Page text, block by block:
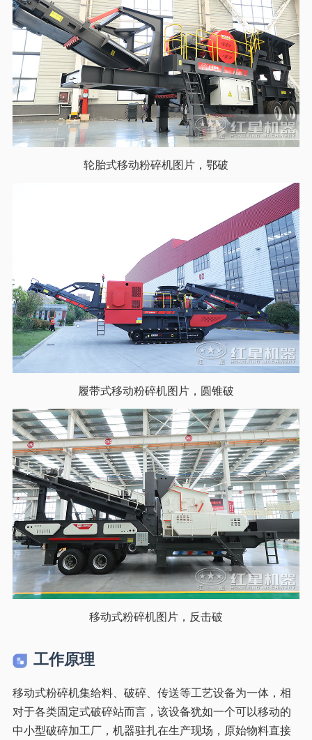
轮胎式移动粉碎机图片，鄂破
履带式移动粉碎机图片，圆锥破
移动式粉碎机图片，反击破
工作原理
移动式粉碎机集给料、破碎、传送等工艺设备为一体，相
对于各类固定式破碎站而言，该设备犹如一个可以移动的
中小型破碎加工厂，机器驻扎在生产现场，原始物料直接